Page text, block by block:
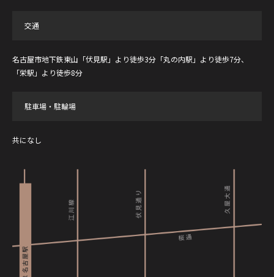
交通
名古屋市地下鉄東山「伏見駅」より徒歩3分 「丸の内駅」より徒歩7分、
「栄駅」より徒歩8分
駐車場・駐輪場
共になし